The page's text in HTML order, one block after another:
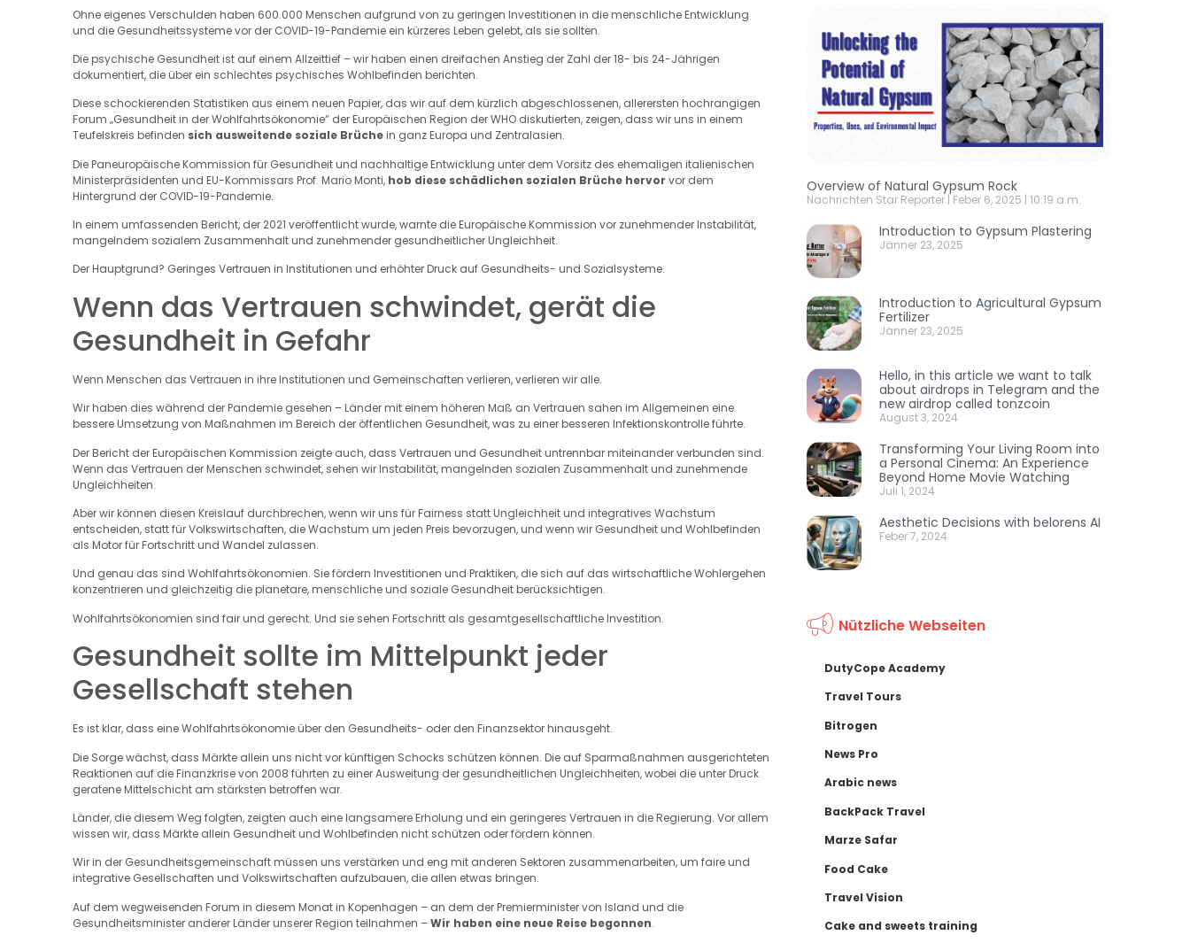
Ohne eigenes Verschulden haben 600.000 Menschen aufgrund von zu geringen Investitionen in die menschliche Entwicklung
und die Gesundheitssysteme vor der COVID-19-Pandemie ein kürzeres Leben gelebt, als sie sollten.
Die psychische Gesundheit ist auf einem Allzeittief – wir haben einen dreifachen Anstieg der Zahl der 18- bis 24-Jährigen
dokumentiert, die über ein schlechtes psychisches Wohlbefinden berichten.
Diese schockierenden Statistiken aus einem neuen Papier, das wir auf dem kürzlich abgeschlossenen, allerersten hochrangigen
Forum „Gesundheit in der Wohlfahrtsökonomie“ der Europäischen Region der WHO diskutierten, zeigen, dass wir uns in einem
Teufelskreis befinden sich ausweitende soziale Brüchein ganz Europa und Zentralasien.
Die Paneuropäische Kommission für Gesundheit und nachhaltige Entwicklung unter dem Vorsitz des ehemaligen italienischen
Ministerpräsidenten und EU-Kommissars Prof. Mario Monti, hob diese schädlichen sozialen Brüche hervor vor dem
Hintergrund der COVID-19-Pandemie.
In einem umfassenden Bericht, der 2021 veröffentlicht wurde, warnte die Europäische Kommission vor zunehmender Instabilität,
mangelndem sozialem Zusammenhalt und zunehmender gesundheitlicher Ungleichheit.
Der Hauptgrund? Geringes Vertrauen in Institutionen und erhöhter Druck auf Gesundheits- und Sozialsysteme.
Wenn das Vertrauen schwindet, gerät die
Gesundheit in Gefahr
Wenn Menschen das Vertrauen in ihre Institutionen und Gemeinschaften verlieren, verlieren wir alle.
Wir haben dies während der Pandemie gesehen – Länder mit einem höheren Maß an Vertrauen sahen im Allgemeinen eine
bessere Umsetzung von Maßnahmen im Bereich der öffentlichen Gesundheit, was zu einer besseren Infektionskontrolle führte.
Der Bericht der Europäischen Kommission zeigte auch, dass Vertrauen und Gesundheit untrennbar miteinander verbunden sind.
Wenn das Vertrauen der Menschen schwindet, sehen wir Instabilität, mangelnden sozialen Zusammenhalt und zunehmende
Ungleichheiten.
Aber wir können diesen Kreislauf durchbrechen, wenn wir uns für Fairness statt Ungleichheit und integratives Wachstum
entscheiden, statt für Volkswirtschaften, die Wachstum um jeden Preis bevorzugen, und wenn wir Gesundheit und Wohlbefinden
als Motor für Fortschritt und Wandel zulassen.
Und genau das sind Wohlfahrtsökonomien. Sie fördern Investitionen und Praktiken, die sich auf das wirtschaftliche Wohlergehen
konzentrieren und gleichzeitig die planetare, menschliche und soziale Gesundheit berücksichtigen.
Wohlfahrtsökonomien sind fair und gerecht. Und sie sehen Fortschritt als gesamtgesellschaftliche Investition.
Gesundheit sollte im Mittelpunkt jeder
Gesellschaft stehen
Es ist klar, dass eine Wohlfahrtsökonomie über den Gesundheits- oder den Finanzsektor hinausgeht.
Die Sorge wächst, dass Märkte allein uns nicht vor künftigen Schocks schützen können. Die auf Sparmaßnahmen ausgerichteten
Reaktionen auf die Finanzkrise von 2008 führten zu einer Ausweitung der gesundheitlichen Ungleichheiten, wobei die unter Druck
geratene Mittelschicht am stärksten betroffen war.
Länder, die diesem Weg folgten, zeigten auch eine langsamere Erholung und ein geringeres Vertrauen in die Regierung. Vor allem
wissen wir, dass Märkte allein Gesundheit und Wohlbefinden nicht schützen oder fördern können.
Wir in der Gesundheitsgemeinschaft müssen uns verstärken und eng mit anderen Sektoren zusammenarbeiten, um faire und
integrative Gesellschaften und Volkswirtschaften aufzubauen, die allen etwas bringen.
Auf dem wegweisenden Forum in diesem Monat in Kopenhagen – an dem der Premierminister von Island und die
Gesundheitsminister anderer Länder unserer Region teilnahmen –Wir haben eine neue Reise begonnen.
Overview of Natural Gypsum Rock
Nachrichten Star Reporter Feber 6, 2025 10:19 a.m.
Introduction to Gypsum Plastering
Jänner 23, 2025
Introduction to Agricultural Gypsum
Fertilizer
Jänner 23, 2025
Hello, in this article we want to talk
about airdrops in Telegram and the
new airdrop called tonzcoin
August 3, 2024
Transforming Your Living Room into
a Personal Cinema: An Experience
Beyond Home Movie Watching
Juli 1, 2024
Aesthetic Decisions with belorens AI
Feber 7, 2024
Nützliche Webseiten
DutyCope Academy
Travel Tours
Bitrogen
News Pro
Arabic news
BackPack Travel
Marze Safar
Food Cake
Travel Vision
Cake and sweets training